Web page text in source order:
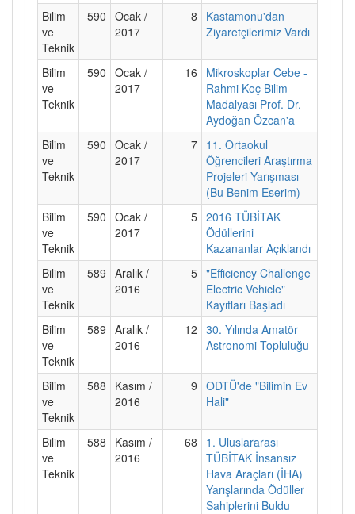
Bilim
ve
Teknik
590 Ocak /
2017
8
Kastamonu'dan
Ziyaretçilerimiz Vardı
Bilim
ve
Teknik
590 Ocak /
2017
16
Mikroskoplar Cebe -
Rahmi Koç Bilim
Madalyası Prof. Dr.
Aydoğan Özcan'a
Bilim
ve
Teknik
590 Ocak /
2017
7 11. Ortaokul
Öğrencileri Araştırma
Projeleri Yarışması
(Bu Benim Eserim)
Bilim
ve
Teknik
590 Ocak /
2017
5 2016 TÜBİTAK
Ödüllerini
Kazananlar Açıklandı
Bilim
ve
Teknik
589 Aralık /
2016
5 "Efficiency Challenge
Electric Vehicle"
Kayıtları Başladı
Bilim
ve
Teknik
589 Aralık /
2016
12 30. Yılında Amatör
Astronomi Topluluğu
Bilim
ve
Teknik
588
Kasım /
2016
9 ODTÜ'de "Bilimin Ev
Hali"
Bilim
ve
Teknik
588
Kasım /
2016
68
1. Uluslararası
TÜBİTAK İnsansız
Hava Araçları (İHA)
Yarışlarında Ödüller
Sahiplerini Buldu